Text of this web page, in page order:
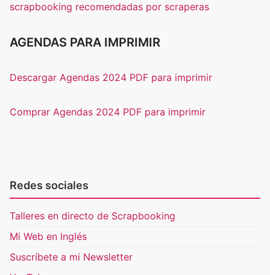
scrapbooking recomendadas por scraperas
AGENDAS PARA IMPRIMIR
Descargar Agendas 2024 PDF para imprimir
Comprar Agendas 2024 PDF para imprimir
Redes sociales
Talleres en directo de Scrapbooking
Mi Web en Inglés
Suscríbete a mi Newsletter